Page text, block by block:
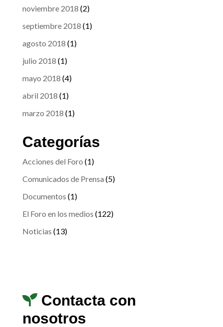
noviembre 2018 (2)
septiembre 2018 (1)
agosto 2018 (1)
julio 2018 (1)
mayo 2018 (4)
abril 2018 (1)
marzo 2018 (1)
Categorías
Acciones del Foro (1)
Comunicados de Prensa (5)
Documentos (1)
El Foro en los medios (122)
Noticias (13)
Contacta con
nosotros